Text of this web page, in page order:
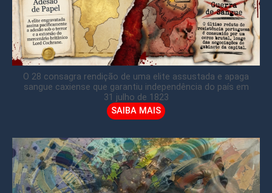
O 28 consagra rendição de uma elite assustada e apaga
sangue caxiense que garantiu independência do país em
31 julho de 1823
SAIBA MAIS